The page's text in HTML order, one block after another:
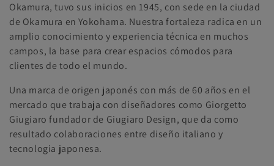
l
e
c
c
i
ó
Okamura, tuvo sus inicios en 1945, con sede en la ciudad
de Okamura en Yokohama. Nuestra fortaleza radica en un
amplio conocimiento y experiencia técnica en muchos
campos, la base para crear espacios cómodos para
clientes de todo el mundo.
Una marca de origen japonés con más de 60 años en el
mercado que trabaja con diseñadores como Giorgetto
Giugiaro fundador de Giugiaro Design, que da como
resultado colaboraciones entre diseño italiano y
tecnologia japonesa.